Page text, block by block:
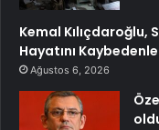
Kemal Kılıçdaroğlu,
Hayatını
Ağustos 6, 2026